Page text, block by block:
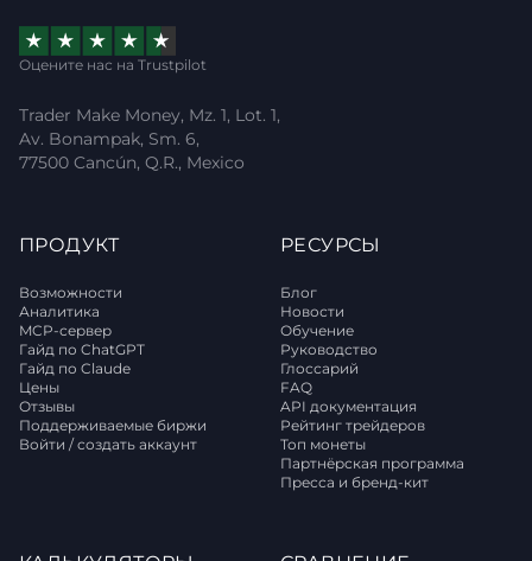
Оцените нас на Trustpilot
Trader Make Money, Mz. 1, Lot. 1,
Av. Bonampak, Sm. 6,
77500 Cancún, Q.R., Mexico
ПРОДУКТ
Возможности
Аналитика
MCP-сервер
Гайд по ChatGPT
Гайд по Claude
Цены
Отзывы
Поддерживаемые биржи
Войти / создать аккаунт
РЕСУРСЫ
Блог
Новости
Обучение
Руководство
Глоссарий
FAQ
API документация
Рейтинг трейдеров
Топ монеты
Партнёрская программа
Пресса и бренд-кит